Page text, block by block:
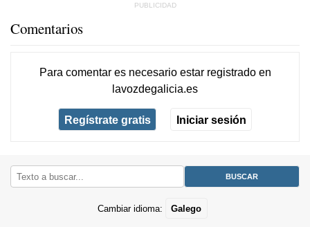
Comentarios
Para comentar es necesario estar registradoen
lavozdegalicia.es
Regístrate gratis Iniciar sesión
Cambiar idioma: Galego